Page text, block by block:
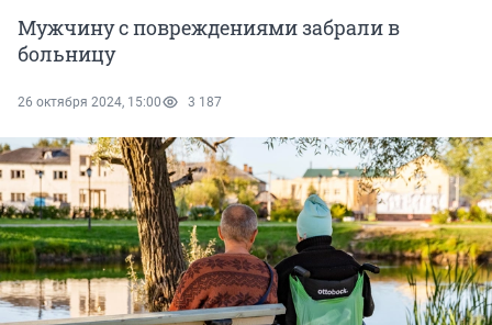
Мужчину с повреждениями забрали в
больницу
26 октября 2024, 15:00 3 187